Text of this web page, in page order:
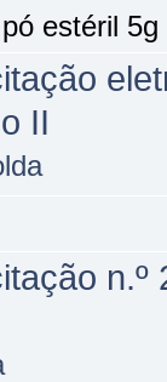
estéril 5g
II
n.º